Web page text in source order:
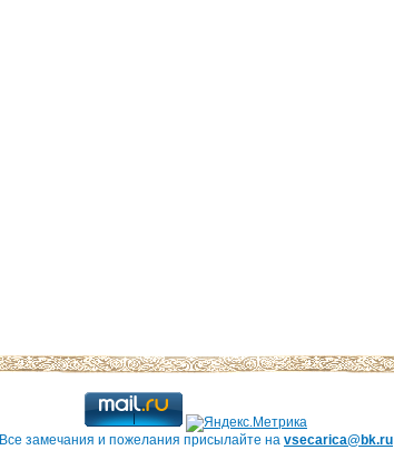
Все замечания и пожелания присылайте на vsecarica@bk.ru